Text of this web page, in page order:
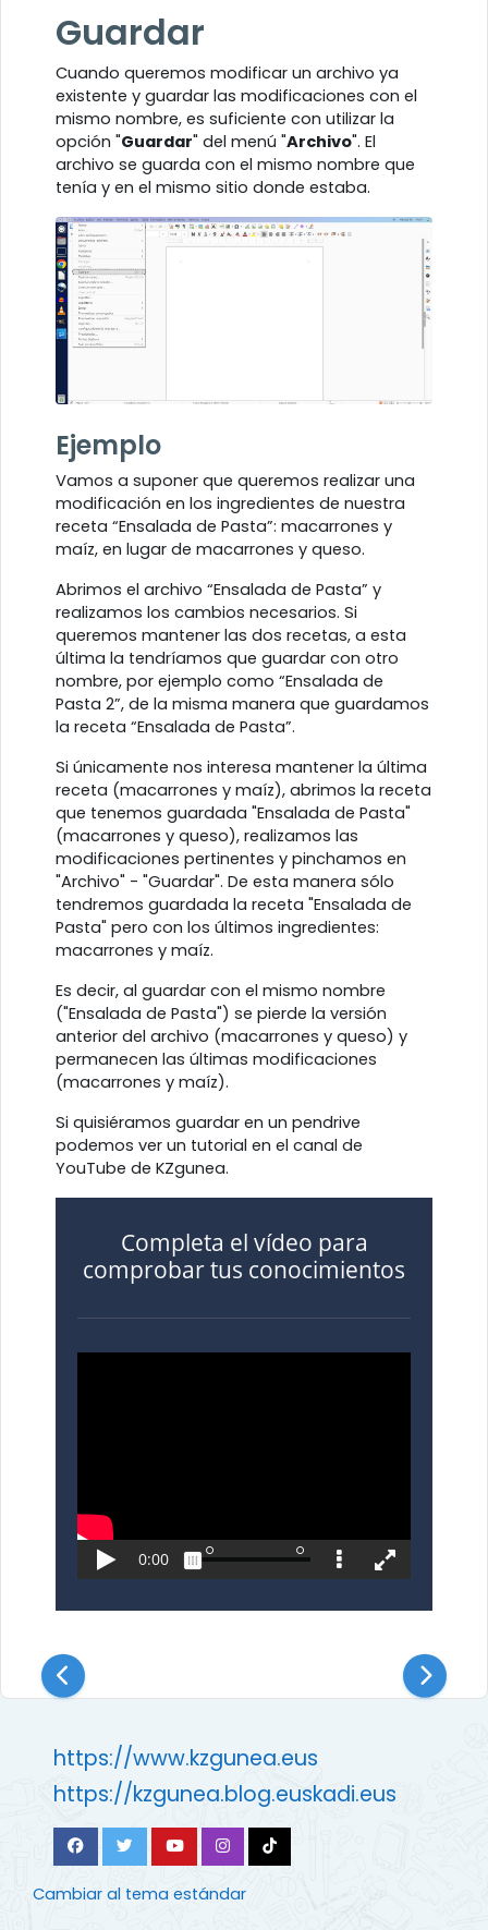
Guardar
Cuando queremos modificar un archivo ya
existente y guardar las modificaciones con el
mismo nombre, es suficiente con utilizar la
opción "Guardar" del menú "Archivo". El
archivo se guarda con el mismo nombre que
tenía y en el mismo sitio donde estaba.
Ejemplo
Vamos a suponer que queremos realizar una
modificación en los ingredientes de nuestra
receta “Ensalada de Pasta”: macarrones y
maíz, en lugar de macarrones y queso.
Abrimos el archivo “Ensalada de Pasta” y
realizamos los cambios necesarios. Si
queremos mantener las dos recetas, a esta
última la tendríamos que guardar con otro
nombre, por ejemplo como “Ensalada de
Pasta 2”, de la misma manera que guardamos
la receta “Ensalada de Pasta”.
Si únicamente nos interesa mantener la última
receta (macarrones y maíz), abrimos la receta
que tenemos guardada "Ensalada de Pasta"
(macarrones y queso), realizamos las
modificaciones pertinentes y pinchamos en
"Archivo" - "Guardar". De esta manera sólo
tendremos guardada la receta "Ensalada de
Pasta" pero con los últimos ingredientes:
macarrones y maíz.
Es decir, al guardar con el mismo nombre
("Ensalada de Pasta") se pierde la versión
anterior del archivo (macarrones y queso) y
permanecen las últimas modificaciones
(macarrones y maíz).
Si quisiéramos guardar en un pendrive
podemos ver un tutorial en el canal de
YouTube de KZgunea.
Completa el vídeo para
comprobar tus conocimientos
https://www.kzgunea.eus
https://kzgunea.blog.euskadi.eus
Cambiar al tema estándar